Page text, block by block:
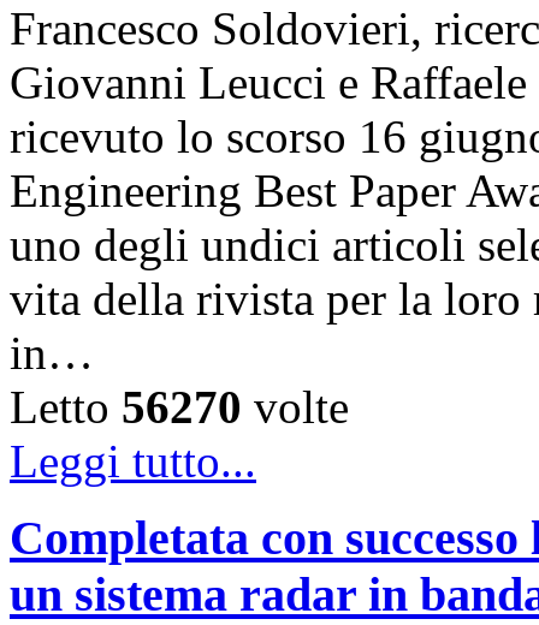
Francesco Soldovieri,
Giovanni Leucci e
ricevuto lo scorso 16
Engineering Best Paper
uno degli undici articoli
vita della rivista per la loro
in…
Letto 56270 volte
Leggi tutto...
Completata con
un sistema radar in